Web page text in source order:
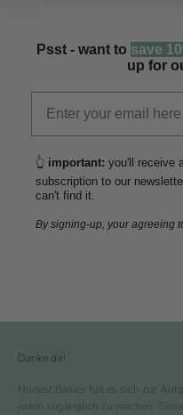
Psst - want to save
up for
👆 important: you'll receive
subscription to our
can't find it.
By signing-up, your agreeing
Danke dir!
Honest Basics hat es sich zur
jeden zugänglich zu machen.